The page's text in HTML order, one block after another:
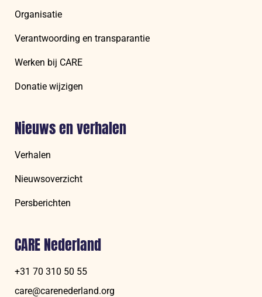
Organisatie
Verantwoording en transparantie
Werken bij CARE
Donatie wijzigen
Nieuws en verhalen
Verhalen
Nieuwsoverzicht
Persberichten
CARE Nederland
+31 70 310 50 55
care@carenederland.org